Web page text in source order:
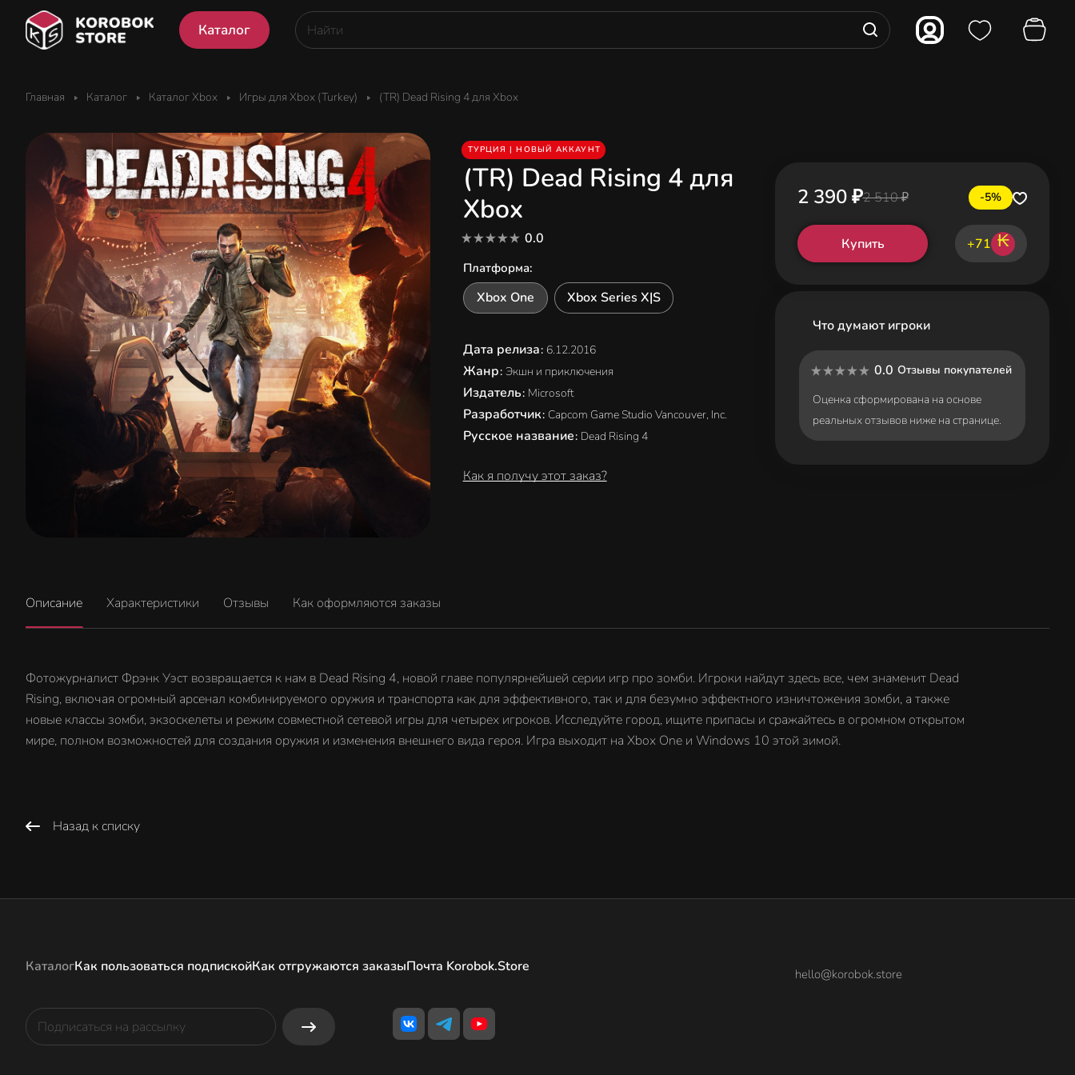
Каталог
Главная Каталог Каталог Xbox Игры для Xbox (Turkey) (TR) Dead Rising 4 для Xbox
ТУРЦИЯ | НОВЫЙ АККАУНТ
(TR) Dead Rising 4 для
Xbox
0.0
Платформа:
Xbox One Xbox Series X|S
Дата релиза: 6.12.2016
Жанр: Экшн и приключения
Издатель: Microsoft
Разработчик: Capcom Game Studio Vancouver, Inc.
Русское название: Dead Rising 4
Как я получу этот заказ?
2 390 ₽2 510 ₽ -5%
Купить +71 ₭
Что думают игроки
0.0 Отзывы покупателей
Оценка сформирована на основе
реальных отзывов ниже на странице.
Описание Характеристики Отзывы Как оформляются заказы
Фотожурналист Фрэнк Уэст возвращается к нам в Dead Rising 4, новой главе популярнейшей серии игр про зомби. Игроки найдут здесь все, чем знаменит Dead
Rising, включая огромный арсенал комбинируемого оружия и транспорта как для эффективного, так и для безумно эффектного изничтожения зомби, а также
новые классы зомби, экзоскелеты и режим совместной сетевой игры для четырех игроков. Исследуйте город, ищите припасы и сражайтесь в огромном открытом
мире, полном возможностей для создания оружия и изменения внешнего вида героя. Игра выходит на Xbox One и Windows 10 этой зимой.
Назад к списку
КаталогКак пользоваться подпискойКак отгружаются заказыПочта Korobok.Store hello@korobok.store